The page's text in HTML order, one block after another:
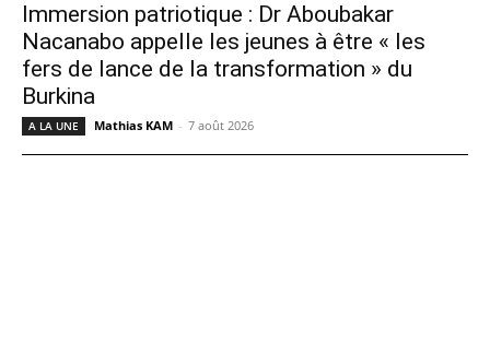
Immersion patriotique : Dr Aboubakar
Nacanabo appelle les jeunes à être « les
fers de lance de la transformation » du
Burkina
A LA UNE Mathias KAM - 7 août 2026